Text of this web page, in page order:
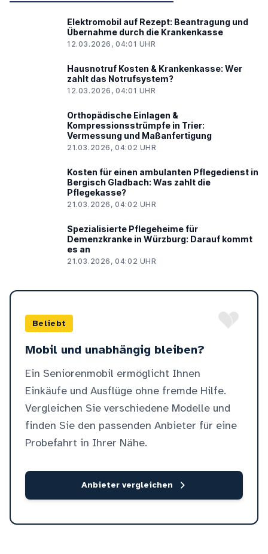
Elektromobil auf Rezept: Beantragung und
Übernahme durch die Krankenkasse
12.03.2026, 04:01 UHR
Hausnotruf Kosten & Krankenkasse: Wer
zahlt das Notrufsystem?
12.03.2026, 04:01 UHR
Orthopädische Einlagen &
Kompressionsstrümpfe in Trier:
Vermessung und Maßanfertigung
21.03.2026, 04:02 UHR
Kosten für einen ambulanten Pflegedienst in
Bergisch Gladbach: Was zahlt die
Pflegekasse?
21.03.2026, 04:02 UHR
Spezialisierte Pflegeheime für
Demenzkranke in Würzburg: Darauf kommt
es an
21.03.2026, 04:02 UHR
Beliebt
Mobil und unabhängig bleiben?
Ein Seniorenmobil ermöglicht Ihnen
Einkäufe und Ausflüge ohne fremde Hilfe.
Vergleichen Sie verschiedene Modelle und
finden Sie den passenden Anbieter für eine
Probefahrt in Ihrer Nähe.
Anbieter vergleichen